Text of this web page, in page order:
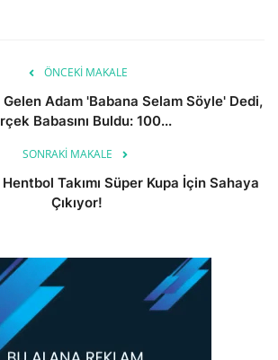
ÖNCEKI MAKALE
Adam 'Babana Selam Söyle' Dedi,
Babasını Buldu: 100...
SONRAKI MAKALE
Takımı Süper Kupa İçin Sahaya
Çıkıyor!